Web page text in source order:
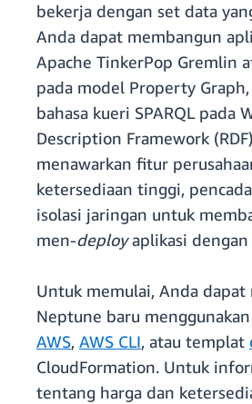
bekerja dengan set data
Anda dapat membangun
Apache TinkerPop Gremlin
pada model Property
bahasa kueri SPARQL pada
Description Framework
menawarkan fitur
ketersediaan tinggi,
isolasi jaringan untuk
men-deployaplikasi
Untuk memulai, Anda
Neptune baru menggunakan
AWS, AWS CLI, atau templat
CloudFormation. Untuk
tentang harga dan